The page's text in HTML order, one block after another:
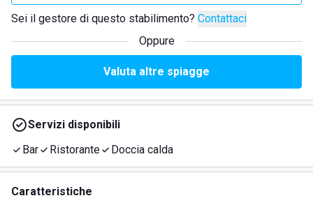
Sei il gestore di questo stabilimento? Contattaci
Oppure
Valuta altre spiagge
Servizi disponibili
Bar
Ristorante Doccia calda
Caratteristiche